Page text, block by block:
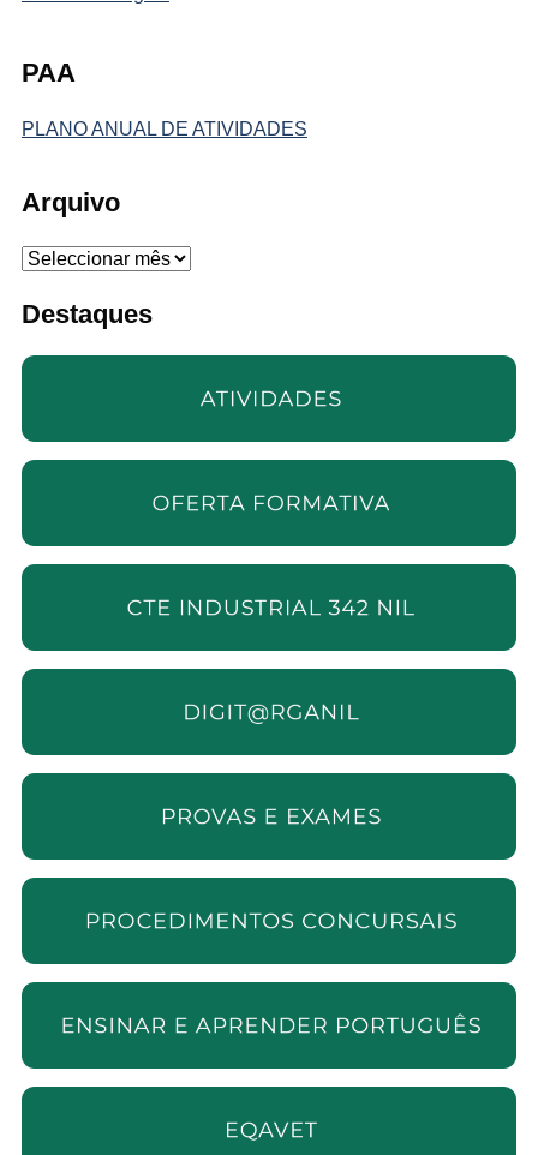
PAA
PLANO ANUAL DE ATIVIDADES
Arquivo
Arquivo
Destaques